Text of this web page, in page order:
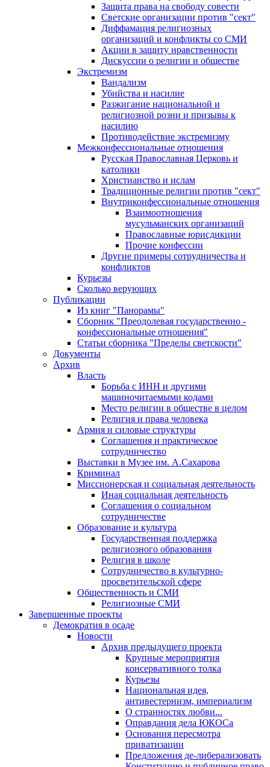
Защита права на свободу совести
Светские организации против "сект"
Диффамация религиозных
организаций и конфликты со СМИ
Акции в защиту нравственности
Дискуссии о религии и обществе
Экстремизм
Вандализм
Убийства и насилие
Разжигание национальной и
религиозной розни и призывы к
насилию
Противодействие экстремизму
Межконфессиональные отношения
Русская Православная Церковь и
католики
Христианство и ислам
Традиционные религии против "сект"
Внутриконфессиональные отношения
Взаимоотношения
мусульманских организаций
Православные юрисдикции
Прочие конфессии
Другие примеры сотрудничества и
конфликтов
Курьезы
Сколько верующих
Публикации
Из книг "Панорамы"
Сборник "Преодолевая государственно -
конфессиональные отношения"
Статьи сборника "Пределы светскости"
Документы
Архив
Власть
Борьба с ИНН и другими
машиночитаемыми кодами
Место религии в обществе в целом
Религия и права человека
Армия и силовые структуры
Соглашения и практическое
сотрудничество
Выставки в Музее им. А.Сахарова
Криминал
Миссионерская и социальная деятельность
Иная социальная деятельность
Соглашения о социальном
сотрудничестве
Образование и культура
Государственная поддержка
религиозного образования
Религия в школе
Сотрудничество в культурно-
просветительской сфере
Общественность и СМИ
Религиозные СМИ
Завершенные проекты
Демократия в осаде
Новости
Архив предыдущего проекта
Крупные мероприятия
консервативного толка
Курьезы
Национальная идея,
антивестернизм, империализм
О странностях любви...
Оправдания дела ЮКОСа
Основания пересмотра
приватизации
Предложения де-либерализовать